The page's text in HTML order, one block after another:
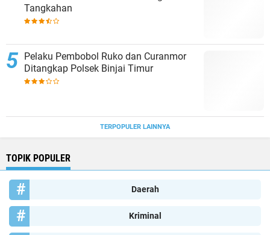
Tangkahan
Pelaku Pembobol Ruko dan Curanmor
Ditangkap Polsek Binjai Timur
TERPOPULER LAINNYA
TOPIK POPULER
Daerah
Kriminal